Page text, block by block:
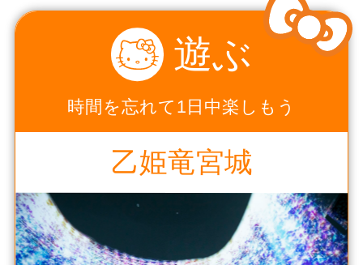
遊ぶ
時間を忘れて1日中楽しもう
乙姫竜宮城